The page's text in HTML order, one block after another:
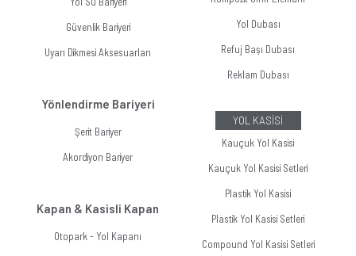
Güvenlik Bariyeri
Uyarı Dikmesi Aksesuarları
Yönlendirme Bariyeri
Şerit Bariyer
Akordiyon Bariyer
Kapan & Kasisli Kapan
Otopark - Yol Kapanı
Yol Dubası
Refuj Başı Dubası
Reklam Dubası
YOL KASİSİ
Kauçuk Yol Kasisi
Kauçuk Yol Kasisi Setleri
Plastik Yol Kasisi
Plastik Yol Kasisi Setleri
Compound Yol Kasisi Setleri